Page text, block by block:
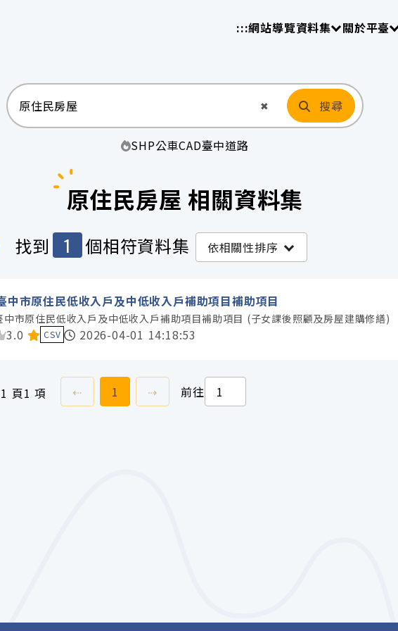
平臺 :::網站導覽資料集請使用 TAB
關於平臺
✖ 清空輸入 搜尋
SHP公車CAD臺中道路
原住民房屋 相關資料集
找到 1 個相符資料集 依相關性排序
中市原住民低收入戶及中低收入戶補助項目補助項目
中市原住民低收入戶及中低收入戶補助項目補助項目 (子女課後照顧及房屋建購修繕)
資料集評分：
3.0 CSV 2026-04-01 14:18:53
1 頁1 項 ⇠上一頁前往
1 ⇢ 下一頁前往